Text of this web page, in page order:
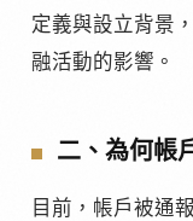
定義與設立背景
融活動的影響。
二、為何帳
目前，帳戶被通